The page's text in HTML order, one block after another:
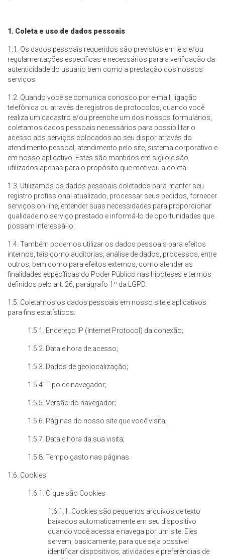
1. Coleta e uso de dados pessoais
1.1. Os dados pessoais requeridos são previstos em leis e/ou
regulamentações específicas e necessários para a verificação da
autenticidade do usuário bem como a prestação dos nossos
serviços.
1.2. Quando você se comunica conosco por e-mail, ligação
telefônica ou através de registros de protocolos, quando você
realiza um cadastro e/ou preenche um dos nossos formulários,
coletamos dados pessoais necessários para possibilitar o
acesso aos serviços colocados ao seu dispor através do
atendimento pessoal, atendimento pelo site, sistema corporativo e
em nosso aplicativo. Estes são mantidos em sigilo e são
utilizados apenas para o propósito que motivou a coleta.
1.3. Utilizamos os dados pessoais coletados para manter seu
registro profissional atualizado, processar seus pedidos, fornecer
serviços on-line, entender suas necessidades para proporcionar
qualidade no serviço prestado e informá-lo de oportunidades que
possam interessá-lo.
1.4. Também podemos utilizar os dados pessoais para efeitos
internos, tais como auditorias, análise de dados, processos, entre
outros, bem como para efeitos externos, como atender as
finalidades específicas do Poder Público nas hipóteses e termos
definidos pelo art. 26, parágrafo 1º da LGPD.
1.5. Coletamos os dados pessoais em nosso site e aplicativos
para fins estatísticos:
1.5.1. Endereço IP (Internet Protocol) da conexão;
1.5.2. Data e hora de acesso;
1.5.3. Dados de geolocalização;
1.5.4. Tipo de navegador;
1.5.5. Versão do navegador;
1.5.6. Páginas do nosso site que você visita;
1.5.7. Data e hora da sua visita;
1.5.8. Tempo gasto nas páginas.
1.6. Cookies
1.6.1. O que são Cookies
1.6.1.1. Cookies são pequenos arquivos de texto
baixados automaticamente em seu dispositivo
quando você acessa e navega por um site. Eles
servem, basicamente, para que seja possível
identificar dispositivos, atividades e preferências de